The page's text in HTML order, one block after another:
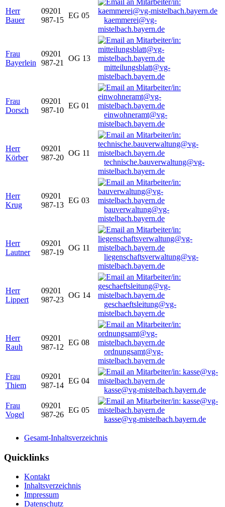
Herr
Bauer
09201
987-15
EG 05
kaemmerei@vg-
mistelbach.bayern.de
Frau
Bayerlein
09201
987-21
OG 13
mitteilungsblatt@vg-
mistelbach.bayern.de
Frau
Dorsch
09201
987-10
EG 01
einwohneramt@vg-
mistelbach.bayern.de
Herr
Körber
09201
987-20
OG 11
technische.bauverwaltung@vg-
mistelbach.bayern.de
Herr
Krug
09201
987-13
EG 03
bauverwaltung@vg-
mistelbach.bayern.de
Herr
Lautner
09201
987-19
OG 11
liegenschaftsverwaltung@vg-
mistelbach.bayern.de
Herr
Lippert
09201
987-23
OG 14
geschaeftsleitung@vg-
mistelbach.bayern.de
Herr
Rauh
09201
987-12
EG 08
ordnungsamt@vg-
mistelbach.bayern.de
Frau
Thiem
09201
987-14
EG 04
kasse@vg-mistelbach.bayern.de
Frau
Vogel
09201
987-26
EG 05
kasse@vg-mistelbach.bayern.de
Gesamt-Inhaltsverzeichnis
Quicklinks
Kontakt
Inhaltsverzeichnis
Impressum
Datenschutz